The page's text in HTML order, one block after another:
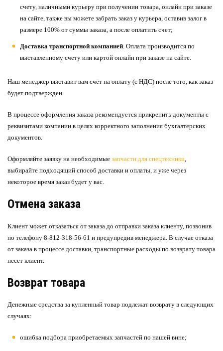
счету, наличными курьеру при получении товара, онлайн при заказе
на сайте, также вы можете забрать заказ у курьера, оставив залог в
размере 100% от суммы заказа, а после оплатить счет;
Доставка транспортной компанией. Оплата производится по
выставленному счету или картой онлайн при заказе на сайте.
Наш менеджер выставит вам счёт на оплату (с НДС) после того, как заказ
будет подтвержден.
В процессе оформления заказа рекомендуется прикрепить документы с
реквизитами компании в целях корректного заполнения бухгалтерских
документов.
Оформляйте заявку на необходимые запчасти для спецтехники,
выбирайте подходящий способ доставки и оплаты, и уже через
некоторое время заказ будет у вас.
Отмена заказа
Клиент может отказаться от заказа до отправки заказа клиенту, позвонив
по телефону 8-812-318-56-61 и предупредив менеджера. В случае отказа
от заказа в процессе доставки, транспортные расходы по возврату товара
несет клиент.
Возврат товара
Денежные средства за купленный товар подлежат возврату в следующих
случаях:
ошибка подбора приобретаемых запчастей по нашей вине;